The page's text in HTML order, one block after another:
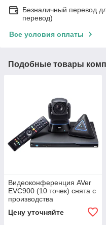
Безналичный перевод
перевод)
Все условия оплаты
Подобные товары
Видеоконференция AVer
EVC900 (10 точек) снята с
производства
Цену уточняйте